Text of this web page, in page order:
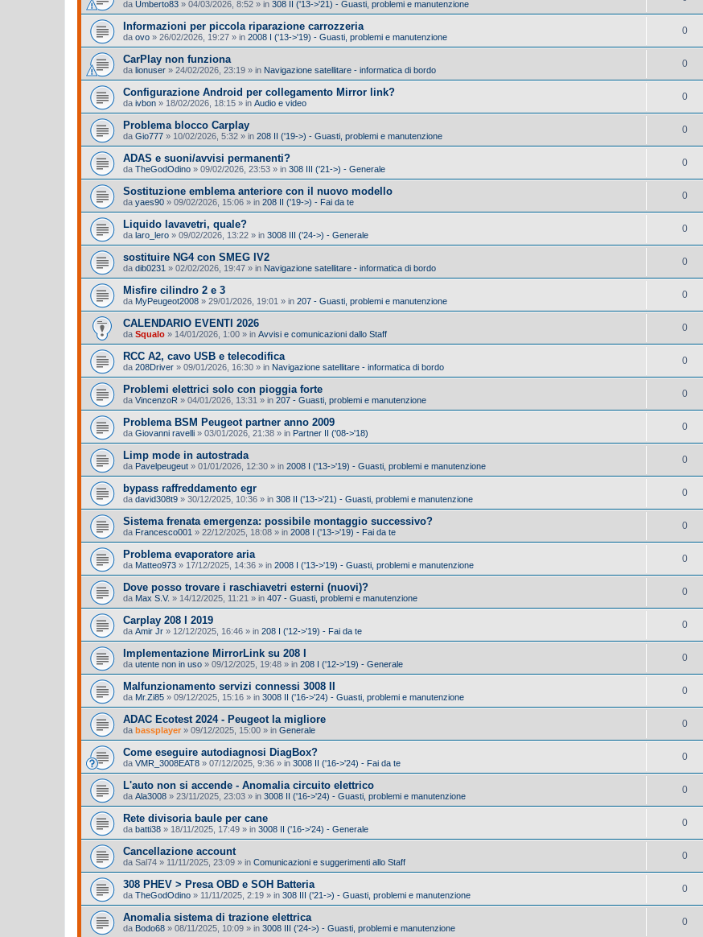
da Umberto83 » 04/03/2026, 8:52 » in 308 II ('13->'21) - Guasti, problemi e manutenzione
Informazioni per piccola riparazione carrozzeria
da ovo » 26/02/2026, 19:27 » in 2008 I ('13->'19) - Guasti, problemi e manutenzione
0
CarPlay non funziona
da lionuser » 24/02/2026, 23:19 » in Navigazione satellitare - informatica di bordo
0
Configurazione Android per collegamento Mirror link?
da ivbon » 18/02/2026, 18:15 » in Audio e video
0
Problema blocco Carplay
da Gio777 » 10/02/2026, 5:32 » in 208 II ('19->) - Guasti, problemi e manutenzione
0
ADAS e suoni/avvisi permanenti?
da TheGodOdino » 09/02/2026, 23:53 » in 308 III ('21->) - Generale
0
Sostituzione emblema anteriore con il nuovo modello
da yaes90 » 09/02/2026, 15:06 » in 208 II ('19->) - Fai da te
0
Liquido lavavetri, quale?
da laro_lero » 09/02/2026, 13:22 » in 3008 III ('24->) - Generale
0
sostituire NG4 con SMEG IV2
da dib0231 » 02/02/2026, 19:47 » in Navigazione satellitare - informatica di bordo
0
Misfire cilindro 2 e 3
da MyPeugeot2008 » 29/01/2026, 19:01 » in 207 - Guasti, problemi e manutenzione
0
CALENDARIO EVENTI 2026
da Squalo » 14/01/2026, 1:00 » in Avvisi e comunicazioni dallo Staff
0
RCC A2, cavo USB e telecodifica
da 208Driver » 09/01/2026, 16:30 » in Navigazione satellitare - informatica di bordo
0
Problemi elettrici solo con pioggia forte
da VincenzoR » 04/01/2026, 13:31 » in 207 - Guasti, problemi e manutenzione
0
Problema BSM Peugeot partner anno 2009
da Giovanni ravelli » 03/01/2026, 21:38 » in Partner II ('08->'18)
0
Limp mode in autostrada
da Pavelpeugeut » 01/01/2026, 12:30 » in 2008 I ('13->'19) - Guasti, problemi e manutenzione
0
bypass raffreddamento egr
da david308t9 » 30/12/2025, 10:36 » in 308 II ('13->'21) - Guasti, problemi e manutenzione
0
Sistema frenata emergenza: possibile montaggio successivo?
da Francesco001 » 22/12/2025, 18:08 » in 2008 I ('13->'19) - Fai da te
0
Problema evaporatore aria
da Matteo973 » 17/12/2025, 14:36 » in 2008 I ('13->'19) - Guasti, problemi e manutenzione
0
Dove posso trovare i raschiavetri esterni (nuovi)?
da Max S.V. » 14/12/2025, 11:21 » in 407 - Guasti, problemi e manutenzione
0
Carplay 208 I 2019
da Amir Jr » 12/12/2025, 16:46 » in 208 I ('12->'19) - Fai da te
0
Implementazione MirrorLink su 208 I
da utente non in uso » 09/12/2025, 19:48 » in 208 I ('12->'19) - Generale
0
Malfunzionamento servizi connessi 3008 II
da Mr.Zi85 » 09/12/2025, 15:16 » in 3008 II ('16->'24) - Guasti, problemi e manutenzione
0
ADAC Ecotest 2024 - Peugeot la migliore
da bassplayer » 09/12/2025, 15:00 » in Generale
0
Come eseguire autodiagnosi DiagBox?
da VMR_3008EAT8 » 07/12/2025, 9:36 » in 3008 II ('16->'24) - Fai da te
0
L'auto non si accende - Anomalia circuito elettrico
da Ala3008 » 23/11/2025, 23:03 » in 3008 II ('16->'24) - Guasti, problemi e manutenzione
0
Rete divisoria baule per cane
da batti38 » 18/11/2025, 17:49 » in 3008 II ('16->'24) - Generale
0
Cancellazione account
da Sal74 » 11/11/2025, 23:09 » in Comunicazioni e suggerimenti allo Staff
0
308 PHEV > Presa OBD e SOH Batteria
da TheGodOdino » 11/11/2025, 2:19 » in 308 III ('21->) - Guasti, problemi e manutenzione
0
Anomalia sistema di trazione elettrica
da Bodo68 » 08/11/2025, 10:09 » in 3008 III ('24->) - Guasti, problemi e manutenzione
0